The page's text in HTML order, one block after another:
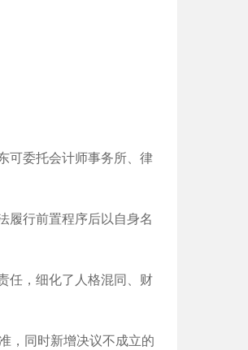
可委托会计师事务所、律
履行前置程序后以自身名
任，细化了人格混同、财
，同时新增决议不成立的